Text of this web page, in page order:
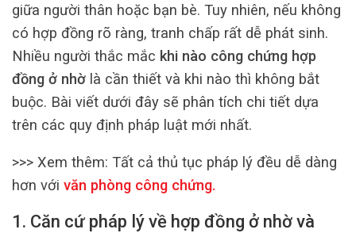
giữa người thân hoặc bạn bè. Tuy nhiên, nếu không
có hợp đồng rõ ràng, tranh chấp rất dễ phát sinh.
Nhiều người thắc mắc khi nào công chứng hợp
đồng ở nhờ là cần thiết và khi nào thì không bắt
buộc. Bài viết dưới đây sẽ phân tích chi tiết dựa
trên các quy định pháp luật mới nhất.
>>> Xem thêm: Tất cả thủ tục pháp lý đều dễ dàng
hơn với văn phòng công chứng.
1. Căn cứ pháp lý về hợp đồng ở nhờ và